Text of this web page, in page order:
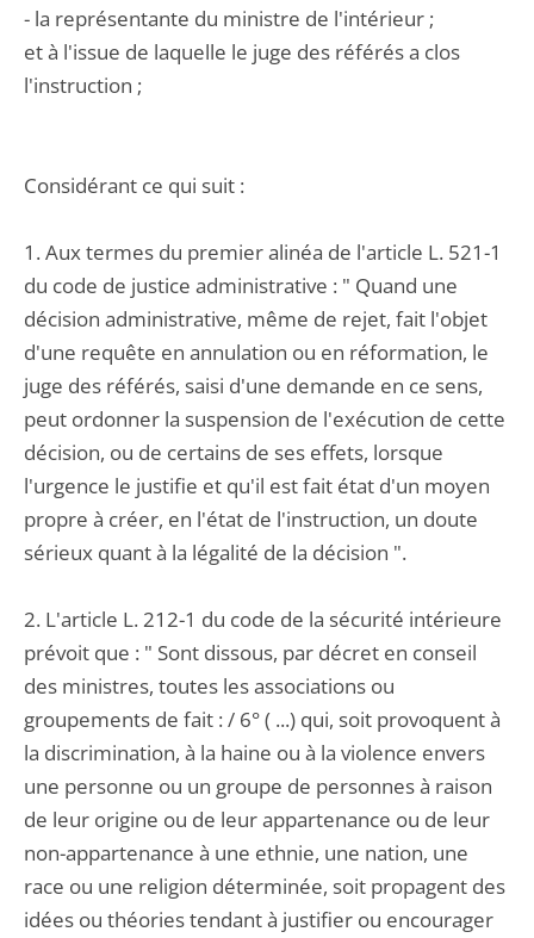
- la représentante du ministre de l'intérieur ;
et à l'issue de laquelle le juge des référés a clos
l'instruction ;
Considérant ce qui suit :
1. Aux termes du premier alinéa de l'article L. 521-1
du code de justice administrative : " Quand une
décision administrative, même de rejet, fait l'objet
d'une requête en annulation ou en réformation, le
juge des référés, saisi d'une demande en ce sens,
peut ordonner la suspension de l'exécution de cette
décision, ou de certains de ses effets, lorsque
l'urgence le justifie et qu'il est fait état d'un moyen
propre à créer, en l'état de l'instruction, un doute
sérieux quant à la légalité de la décision ".
2. L'article L. 212-1 du code de la sécurité intérieure
prévoit que : " Sont dissous, par décret en conseil
des ministres, toutes les associations ou
groupements de fait : / 6° ( ...) qui, soit provoquent à
la discrimination, à la haine ou à la violence envers
une personne ou un groupe de personnes à raison
de leur origine ou de leur appartenance ou de leur
non-appartenance à une ethnie, une nation, une
race ou une religion déterminée, soit propagent des
idées ou théories tendant à justifier ou encourager